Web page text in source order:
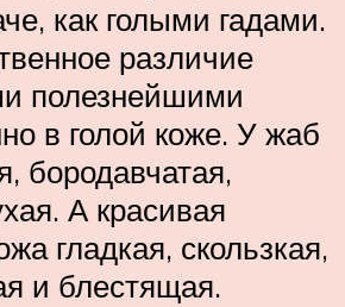
как голыми гадами.
различие
полезнейшими
в голой коже. У жаб
бородавчатая,
А красивая
гладкая, скользкая,
и блестящая.